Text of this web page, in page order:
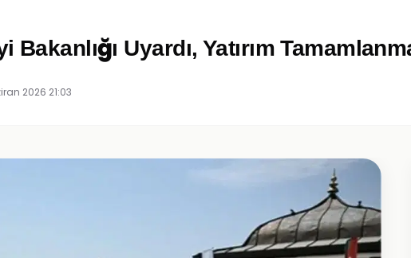
Bakanlığı Uyardı, Yatırım
2026 21:03